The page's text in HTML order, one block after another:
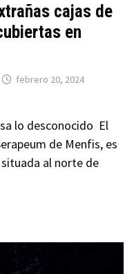
cajas de
en
febrero 20, 2024
lo desconocido El
de Menfis, es
al norte de